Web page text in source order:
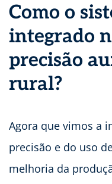
Como o
integrado
precisão
rural?
Agora que vimos a
precisão e do uso
melhoria da